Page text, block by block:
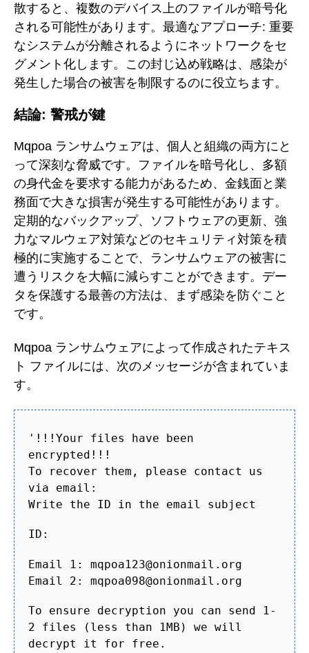
散すると、複数のデバイス上のファイルが暗号化
される可能性があります。最適なアプローチ: 重要
なシステムが分離されるようにネットワークをセ
グメント化します。この封じ込め戦略は、感染が
発生した場合の被害を制限するのに役立ちます。
結論: 警戒が鍵
Mqpoa ランサムウェアは、個人と組織の両方にと
って深刻な脅威です。ファイルを暗号化し、多額
の身代金を要求する能力があるため、金銭面と業
務面で大きな損害が発生する可能性があります。
定期的なバックアップ、ソフトウェアの更新、強
力なマルウェア対策などのセキュリティ対策を積
極的に実施することで、ランサムウェアの被害に
遭うリスクを大幅に減らすことができます。デー
タを保護する最善の方法は、まず感染を防ぐこと
です。
Mqpoa ランサムウェアによって作成されたテキス
ト ファイルには、次のメッセージが含まれていま
す。
'!!!Your files have been
encrypted!!!
To recover them, please contact us
via email:
Write the ID in the email subject
ID:
Email 1: mqpoa123@onionmail.org
Email 2: mqpoa098@onionmail.org
To ensure decryption you can send 1-
2 files (less than 1MB) we will
decrypt it for free.